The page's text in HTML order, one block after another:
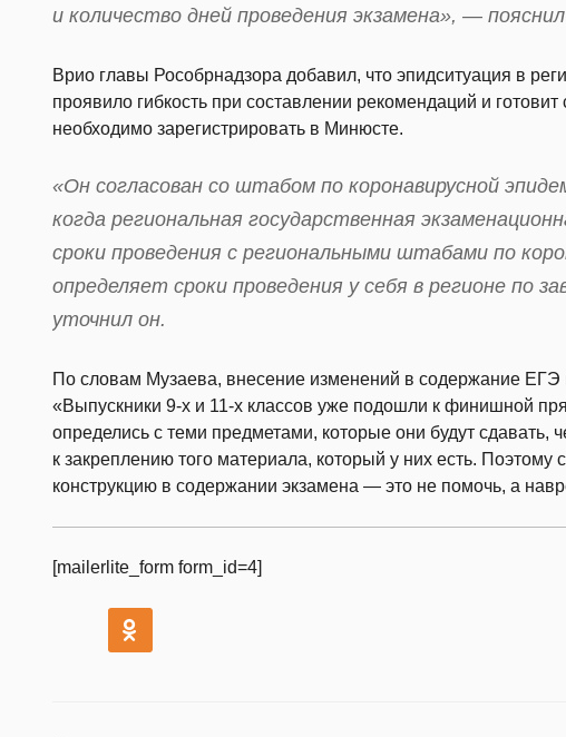
и количество дней проведения экзамена», —
Врио главы Рособрнадзора добавил, что эпидситуация в
проявило гибкость при составлении рекомендаций и
необходимо зарегистрировать в Минюсте.
«Он согласован со штабом по коронавирусной
когда региональная государственная
сроки проведения с региональными штабами по
определяет сроки проведения у себя в регионе по
уточнил он.
По словам Музаева, внесение изменений в содержание
«Выпускники 9-х и 11-х классов уже подошли к финишной
определись с теми предметами, которые они будут сдавать,
к закреплению того материала, который у них есть. Поэтому
конструкцию в содержании экзамена — это не помочь, а
[mailerlite_form form_id=4]